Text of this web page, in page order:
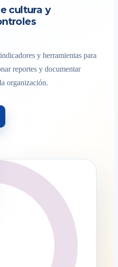
cultura y
y herramientas para
reportes y documentar
organización.